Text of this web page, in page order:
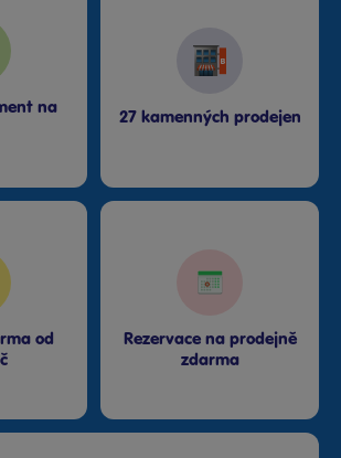
na
27 kamenných prodejen
od
Rezervace na prodejně
zdarma